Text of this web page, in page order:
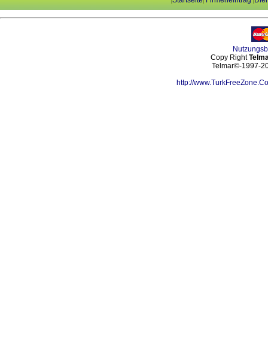
Copy Right
Telmar©-1997-
http://